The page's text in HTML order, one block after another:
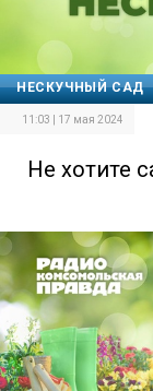
НЕСКУЧНЫЙ САД
11:03 | 17 мая 2024
Не хотите